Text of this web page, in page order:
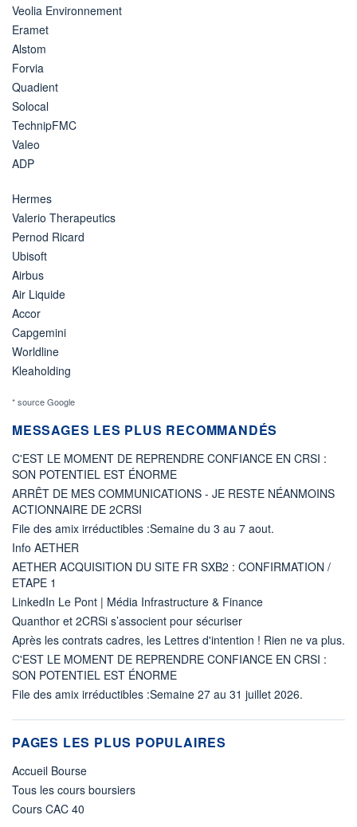
Veolia Environnement
Eramet
Alstom
Forvia
Quadient
Solocal
TechnipFMC
Valeo
ADP
Hermes
Valerio Therapeutics
Pernod Ricard
Ubisoft
Airbus
Air Liquide
Accor
Capgemini
Worldline
Kleaholding
* source Google
MESSAGES LES PLUS RECOMMANDÉS
C'EST LE MOMENT DE REPRENDRE CONFIANCE EN CRSI :
SON POTENTIEL EST ÉNORME
ARRÊT DE MES COMMUNICATIONS - JE RESTE NÉANMOINS
ACTIONNAIRE DE 2CRSI
File des amix irréductibles :Semaine du 3 au 7 aout.
Info AETHER
AETHER ACQUISITION DU SITE FR SXB2 : CONFIRMATION /
ETAPE 1
LinkedIn Le Pont | Média Infrastructure & Finance
Quanthor et 2CRSi s’associent pour sécuriser
Après les contrats cadres, les Lettres d'intention ! Rien ne va plus.
C'EST LE MOMENT DE REPRENDRE CONFIANCE EN CRSI :
SON POTENTIEL EST ÉNORME
File des amix irréductibles :Semaine 27 au 31 juillet 2026.
PAGES LES PLUS POPULAIRES
Accueil Bourse
Tous les cours boursiers
Cours CAC 40